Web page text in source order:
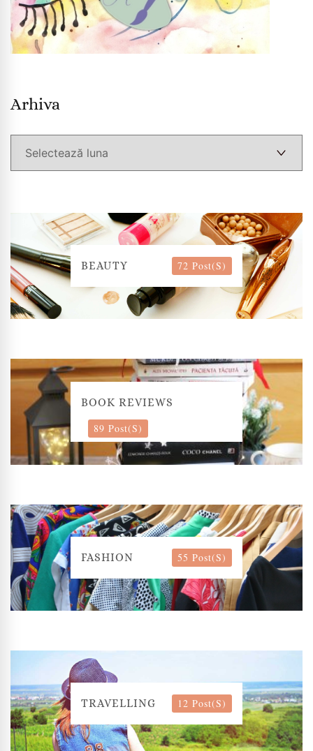
Arhiva
BEAUTY 72 Post(s)
BOOK REVIEWS
89 Post(s)
FASHION 55 Post(s)
TRAVELLING 12 Post(s)